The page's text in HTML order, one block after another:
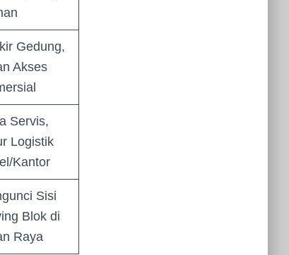
Gedung,
Akses
Servis,
Logistik
Kantor
Sisi
Blok di
Raya